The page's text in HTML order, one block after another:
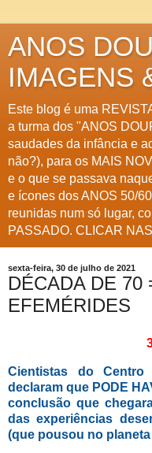
ANOS
IMAGENS
Este blog é uma
a turma dos "ANOS
saudades da infância e
não?), para os MAIS
e o que se passava
e ícones dos ANOS 50/
reunidas num só lugar,
PASSADO. CLICAR
sexta-feira, 30 de julho de 2021
DÉCADA DE 70
EFEMÉRIDES
Cientistas do Centro
declaram que PODE
conclusão que
das experiências
(que pousou no planeta